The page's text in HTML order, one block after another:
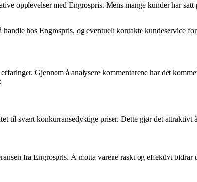
opplevelser med Engrospris. Mens mange kunder har
hos Engrospris, og eventuelt kontakte kundeservice
Gjennom å analysere kommentarene har det
til svært konkurransedyktige priser. Dette gjør det attraktivt
fra Engrospris. Å motta varene raskt og effektivt bidrar